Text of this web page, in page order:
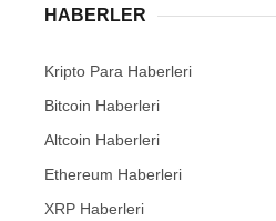
HABERLER
Kripto Para Haberleri
Bitcoin Haberleri
Altcoin Haberleri
Ethereum Haberleri
XRP Haberleri